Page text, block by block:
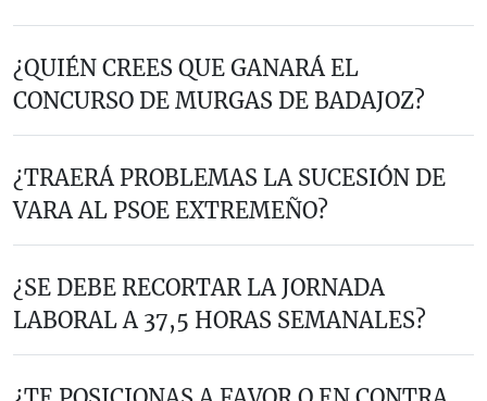
¿QUIÉN CREES QUE GANARÁ EL
CONCURSO DE MURGAS DE BADAJOZ?
¿TRAERÁ PROBLEMAS LA SUCESIÓN DE
VARA AL PSOE EXTREMEÑO?
¿SE DEBE RECORTAR LA JORNADA
LABORAL A 37,5 HORAS SEMANALES?